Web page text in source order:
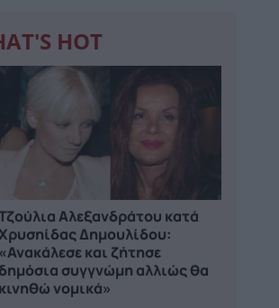
HOT
Αλεξανδράτου κατά
Χρυσηίδας Δημουλίδου:
«Ανακάλεσε και ζήτησε
δημόσια συγγνώμη αλλιώς θα
κινηθώ νομικά»